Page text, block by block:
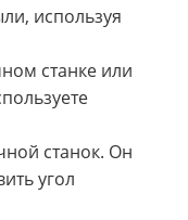
используя
станке или
станок. Он
угол